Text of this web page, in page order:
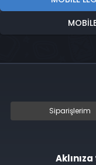
Siparişlerim